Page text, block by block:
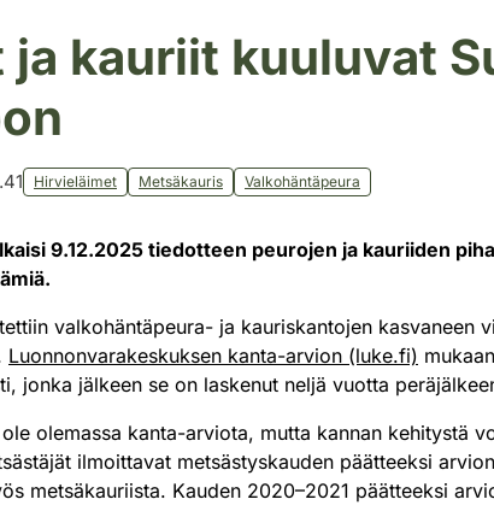
ja kauriit kuuluvat
Hirvieläimet Metsäkauris Valkohäntäpeura
9.12.2025 tiedotteen peurojen ja kauriiden
valkohäntäpeura- ja kauriskantojen kasvaneen
Luonnonvarakeskuksen kanta-arvion (luke.fi)
jonka jälkeen se on laskenut neljä vuotta
olemassa kanta-arviota, mutta kannan kehitystä
ilmoittavat metsästyskauden päätteeksi
metsäkauriista. Kauden 2020–2021 päätteeksi